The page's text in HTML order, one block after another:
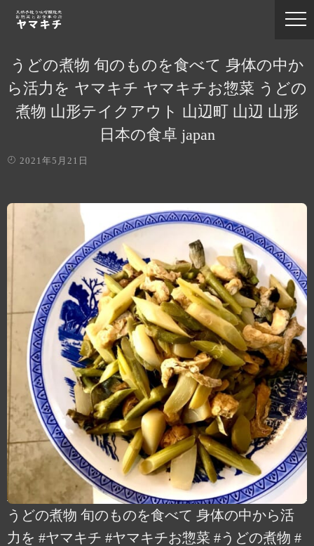
うどの煮物 旬のものを食べて 身体の中か
ら活力を ヤマキチ ヤマキチお惣菜 うどの
煮物 山形テイクアウト 山辺町 山辺 山形
日本の食卓 japan
2021年5月21日
うどの煮物 旬のものを食べて 身体の中から活
力を #ヤマキチ #ヤマキチお惣菜 #うどの煮物 #